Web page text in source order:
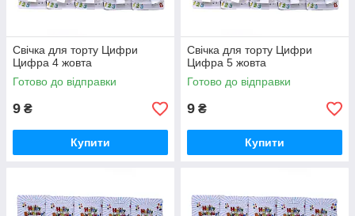
Свічка для торту Цифри
Цифра 4 жовта
Готово до відправки
9 ₴
Купити
Свічка для торту Цифри
Цифра 5 жовта
Готово до відправки
9 ₴
Купити